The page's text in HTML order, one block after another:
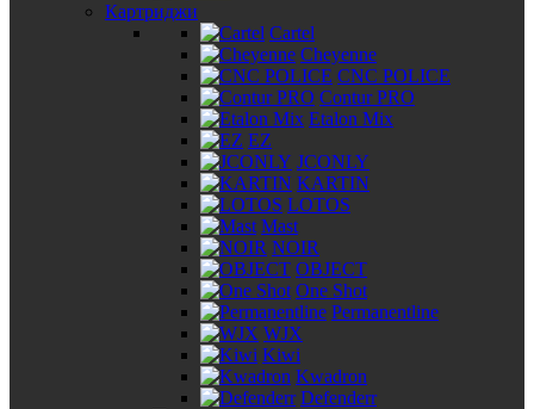
Картриджи
Cartel
Cheyenne
CNC POLICE
Contur PRO
Etalon Mix
EZ
JCONLY
KARTIN
LOTOS
Mast
NOIR
OBJECT
One Shot
Permanentline
WJX
Kiwi
Kwadron
Defenderr